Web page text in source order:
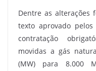
Dentre as alterações
texto aprovado
contratação
movidas a gás
(MW) para 8.000